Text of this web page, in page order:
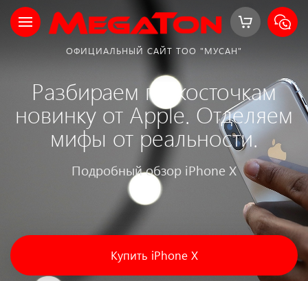
ОФИЦИАЛЬНЫЙ САЙТ ТОО "МУСАН"
Разбираем по косточкам
новинку от Apple. Отделяем
мифы от реальности.
Подробный обзор iPhone X
Купить iPhone X